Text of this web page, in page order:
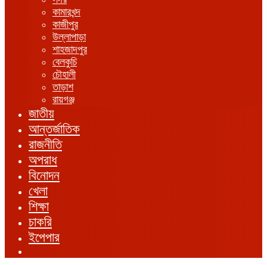
কামারখন্দ
কাজীপুর
উল্লাপাড়া
শাহজাদপুর
বেলকুচি
চৌহালী
তাড়াশ
রায়গঞ্জ
জাতীয়
আন্তর্জাতিক
রাজনীতি
অপরাধ
বিনোদন
খেলা
শিক্ষা
চাকরি
ইপেপার